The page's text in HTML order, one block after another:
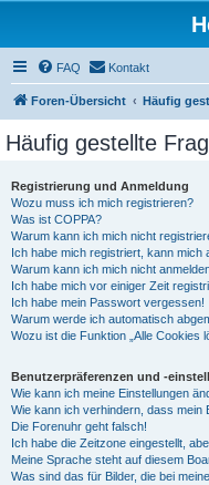
FAQ Kontakt
Foren-Übersicht Häufig
Häufig gestellte
Registrierung und Anmeldung
Wozu muss ich mich registrieren?
Was ist COPPA?
Warum kann ich mich nicht
Ich habe mich registriert, kann mich
Warum kann ich mich nicht
Ich habe mich vor einiger Zeit
Ich habe mein Passwort vergessen!
Warum werde ich automatisch
Wozu ist die Funktion „Alle Cookies
Benutzerpräferenzen und -
Wie kann ich meine Einstellungen
Wie kann ich verhindern, dass mein
Die Forenuhr geht falsch!
Ich habe die Zeitzone eingestellt,
Meine Sprache steht auf diesem
Was sind das für Bilder, die bei